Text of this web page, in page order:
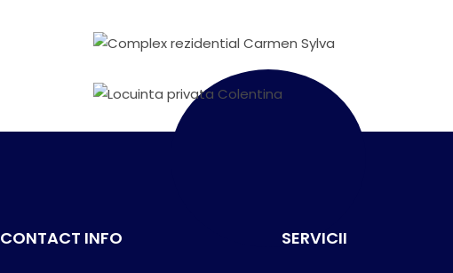
Florarie
Floraria Maison Dadoo
Complex Rezidential
Complex rezidential Carmen Sylva
CONTACT INFO SERVICII